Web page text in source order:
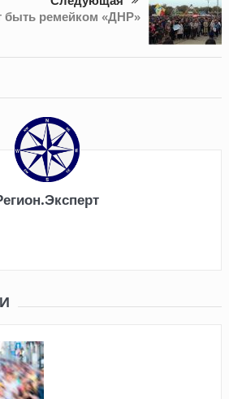
быть ремейком «ДНР»